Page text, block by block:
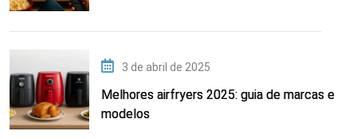
3 de abril de 2025
Melhores airfryers 2025: guia de marcas e
modelos